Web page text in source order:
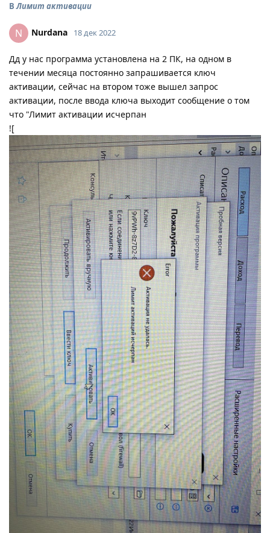
ВЛимит активации
N Nurdana 18 дек 2022
Дд у нас программа установлена на 2 ПК, на одном в
течении месяца постоянно запрашивается ключ
активации, сейчас на втором тоже вышел запрос
активации, после ввода ключа выходит сообщение о том
что "Лимит активации исчерпан
![